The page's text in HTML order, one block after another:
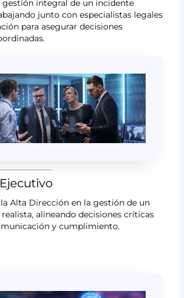
gestión integral de un incidente
junto con especialistas legales
para asegurar decisiones
Alta Dirección en la gestión de un
alineando decisiones críticas
y cumplimiento.